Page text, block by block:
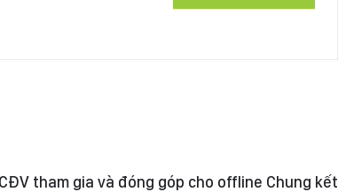
CĐV tham gia và đóng góp cho offline Chung kết